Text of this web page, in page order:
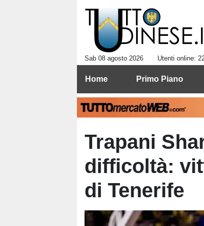
Sab 08 agosto 2026 Utenti online:
Home Primo Piano
Trapani
difficoltà:
di Tenerife